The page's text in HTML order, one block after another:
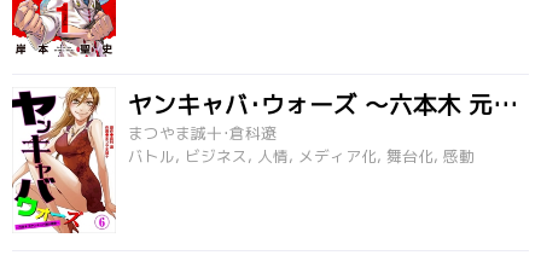
ヤンキャバ･ウォーズ ～六本木 元ヤンキャバ嬢大戦争～
まつやま誠十･倉科遼
バトル, ビジネス, 人情, メディア化, 舞台化, 感動